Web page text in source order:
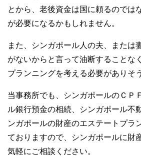
とから、老後資金は国に頼るのでは
が必要になるかもしれません。
また、シンガポール人の夫、または
がないからと言って油断することな
プランニングを考える必要がありそ
当事務所でも、シンガポールのＣＰ
ル銀行預金の相続、シンガポール不
ンガポールの財産のエステートプラ
ておりますので、シンガポールに財
気軽にご相談ください。